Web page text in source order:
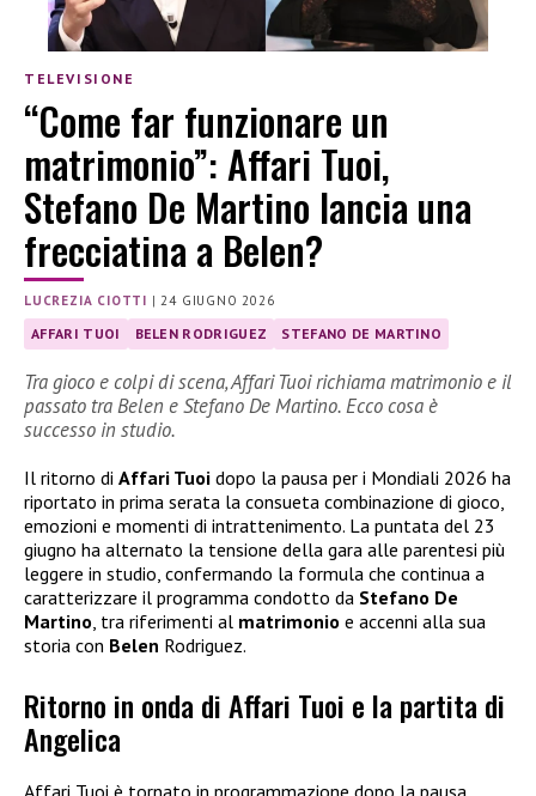
TELEVISIONE
“Come far funzionare un
matrimonio”: Affari Tuoi,
Stefano De Martino lancia una
frecciatina a Belen?
LUCREZIA CIOTTI |24 GIUGNO 2026
AFFARI TUOI BELEN RODRIGUEZ STEFANO DE MARTINO
Tra gioco e colpi di scena, Affari Tuoi richiama matrimonio e il
passato tra Belen e Stefano De Martino. Ecco cosa è
successo in studio.
Il ritorno di Affari Tuoi dopo la pausa per i Mondiali 2026 ha
riportato in prima serata la consueta combinazione di gioco,
emozioni e momenti di intrattenimento. La puntata del 23
giugno ha alternato la tensione della gara alle parentesi più
leggere in studio, confermando la formula che continua a
caratterizzare il programma condotto da Stefano De
Martino , tra riferimenti al matrimonio e accenni alla sua
storia con Belen Rodriguez.
Ritorno in onda di Affari Tuoi e la partita di
Angelica